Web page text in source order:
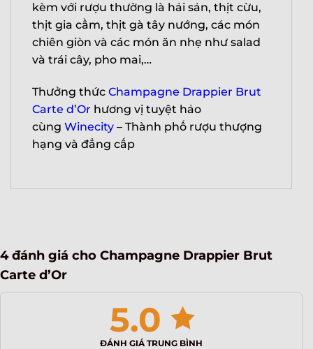
kèm với rượu thường là hải sản, thịt cừu,
thịt gia cầm, thịt gà tây nướng, các món
chiên giòn và các món ăn nhẹ như salad
và trái cây, pho mai,…
Thưởng thức Champagne Drappier Brut
Carte d’Or hương vị tuyệt hảo
cùng Winecity – Thành phố rượu thượng
hạng và đẳng cấp
4 đánh giá cho Champagne Drappier Brut
Carte d’Or
5.0
ĐÁNH GIÁ TRUNG BÌNH